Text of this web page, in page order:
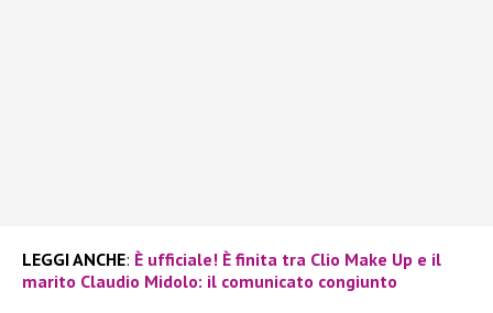
LEGGI ANCHE: È ufficiale! È finita tra Clio Make Up e il
marito Claudio Midolo: il comunicato congiunto